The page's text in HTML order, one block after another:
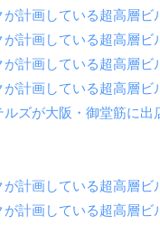
計画している超高層
計画している超高層
計画している超高層
計画している超高層
ルズが大阪・御堂筋に
計画している超高層
計画している超高層